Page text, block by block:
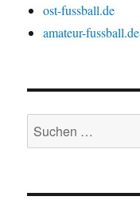
ost-fussball.de
amateur-fussball.de
Suchen
nach: